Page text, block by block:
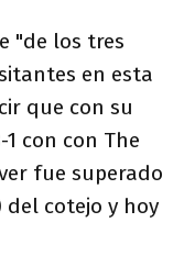
"de los tres
en esta
que con su
1 con con The
fue superado
del cotejo y hoy